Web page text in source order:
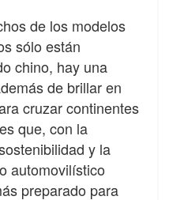
de los modelos
sólo están
chino, hay una
de brillar en
cruzar continentes
que, con la
y la
automovilístico
preparado para